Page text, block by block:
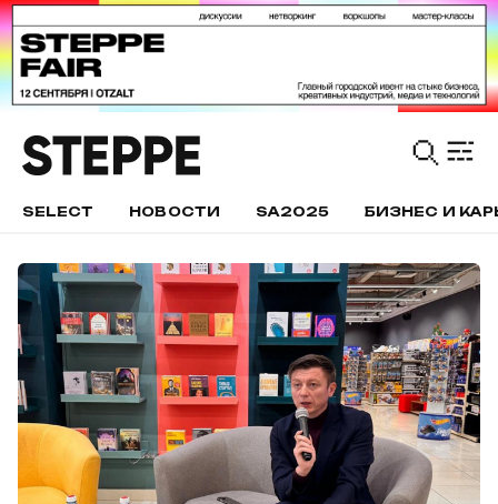
SELECT НОВОСТИ SA2025 БИЗНЕС И